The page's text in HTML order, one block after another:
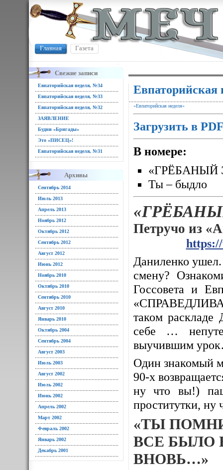
Главная Газета
Свежие записи
Евпаторийская неделя, №34
Евпаторийская неделя, №33
Евпаторийская неделя, №32
ЗАЯВЛЕНИЕ
Будни «Бригады»
Это «ПИСЕЦ»!
Евпаторийская неделя, №31
Архивы
Сентябрь 2014
Июль 2013
Апрель 2013
Ноябрь 2012
Октябрь 2012
Сентябрь 2012
Август 2012
Июнь 2012
Ноябрь 2010
Октябрь 2010
Сентябрь 2010
Август 2010
Январь 2010
Октябрь 2004
Сентябрь 2004
Август 2003
Июль 2003
Август 2002
Июль 2002
Июнь 2002
Апрель 2002
Март 2002
Февраль 2002
Январь 2002
Декабрь 2001
Евпаторийская
«Евпаторийская неделя»
Загрузить в
В номере:
«ГРЁБАНЫЙ
Ты – быдло
Петручо из
Даниленко
смену?
Госсовета и
таком раскладе
себе …
выучившим
Один знакомый
90-х
ну что вы!)
проститутки,
«ТЫ
ВСЕ БЫЛО
ВНОВЬ…»